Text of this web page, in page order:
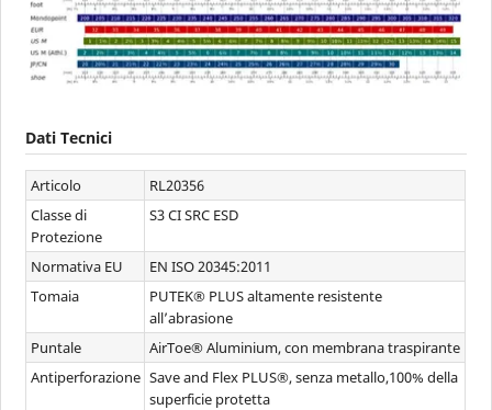
Dati Tecnici
Articolo
RL20356
Classe di
Protezione
S3 CI SRC ESD
Normativa EU
EN ISO 20345:2011
Tomaia
PUTEK® PLUS altamente resistente
all’abrasione
Puntale
AirToe® Aluminium, con membrana traspirante
Antiperforazione Save and Flex PLUS®, senza metallo,100% della
superficie protetta